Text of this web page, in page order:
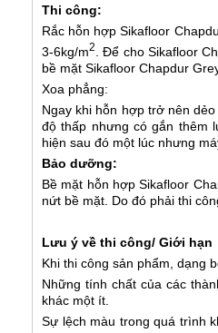
Thi công:
Rắc hỗn hợp Sikafloor
3-6kg/m2
. Để cho Sikafloor
bề mặt Sikafloor Chapdur
Xoa phẳng:
Ngay khi hỗn hợp trở nên
độ thấp nhưng có gắn thêm
hiện sau đó một lúc nhưng
Bảo dưỡng:
Bề mặt hỗn hợp Sikafloor
nứt bề mặt. Do đó phải thi
Lưu ý về thi công/ Giới hạn
Khi thi công sản phẩm, dạng
Những tính chất của các
khác một ít.
Sự lệch màu trong quá trình